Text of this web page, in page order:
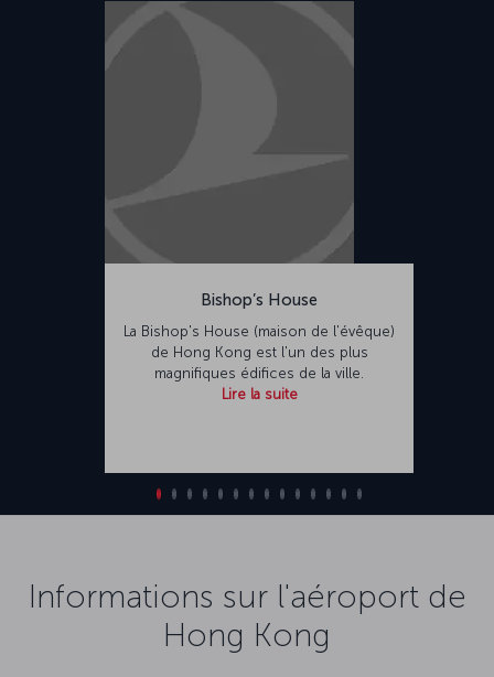
Bishop’s House
La Bishop's House (maison de l'évêque)
de Hong Kong est l'un des plus
magnifiques édifices de la ville.
Lire la suite
Informations sur l'aéroport de
Hong Kong